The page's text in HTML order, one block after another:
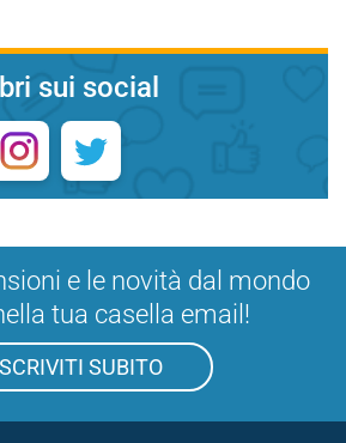
sui social
e le novità dal mondo
tua casella email!
SUBITO